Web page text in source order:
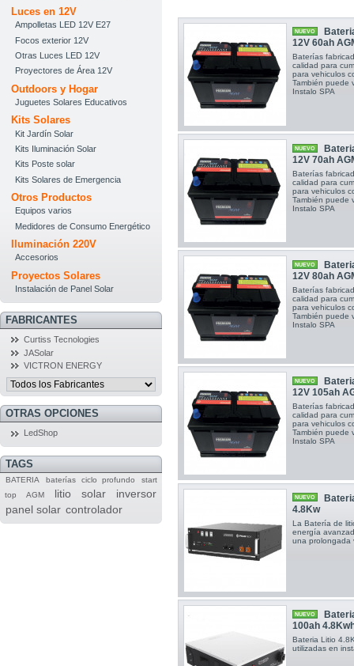
Luces en 12V
Ampolletas LED 12V E27
Focos exterior 12V
Otras Luces LED 12V
Proyectores de Área 12V
Outdoors y Hogar
Juguetes Solares Educativos
Kits Solares
Kit Jardín Solar
Kits Iluminación Solar
Kits Poste solar
Kits Solares de Emergencia
Otros Productos
Equipos varios
Medidores de Consumo Energético
Iluminación 220V
Accesorios
Proyectos Solares
Instalación de Panel Solar
FABRICANTES
Curtiss Tecnologies
JASolar
VICTRON ENERGY
OTRAS OPCIONES
LedShop
TAGS
BATERIA baterías ciclo profundo
start
top
AGM litio solar
inversor
panel solar controlador
NUEVO
12V 60ah
Baterías
calidad para
para vehiculos
También puede
Instalo SPA
NUEVO
12V 70ah
Baterías
calidad para
para vehiculos
También puede
Instalo SPA
NUEVO
12V 80ah
Baterías
calidad para
para vehiculos
También puede
Instalo SPA
NUEVO
12V 105ah
Baterías
calidad para
para vehiculos
También puede
Instalo SPA
NUEVO
4.8Kw
La Batería de
energía
una prolongada
NUEVO
100ah
Bateria Litio
utilizadas en